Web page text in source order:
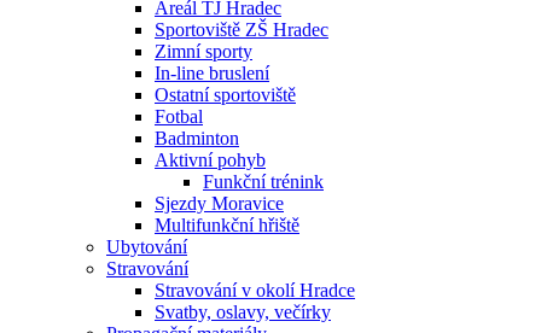
Areál TJ Hradec
Sportoviště ZŠ Hradec
Zimní sporty
In-line bruslení
Ostatní sportoviště
Fotbal
Badminton
Aktivní pohyb
Funkční trénink
Sjezdy Moravice
Multifunkční hřiště
Ubytování
Stravování
Stravování v okolí Hradce
Svatby, oslavy, večírky